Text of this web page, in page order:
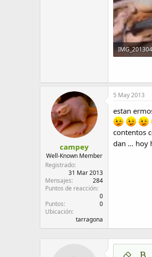
campey
Well-Known Member
Registrado
31 Mar 2013
Mensajes
284
Puntos de reacción
0
Puntos
0
Ubicación
tarragona
5 May 2013
estan
contentos
dan ... hoy